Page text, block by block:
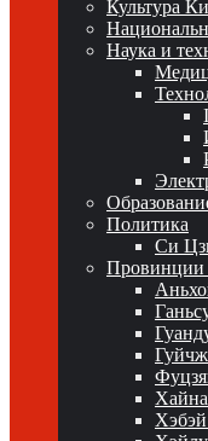
Культура
Наука и
Политика
Си
Провинции